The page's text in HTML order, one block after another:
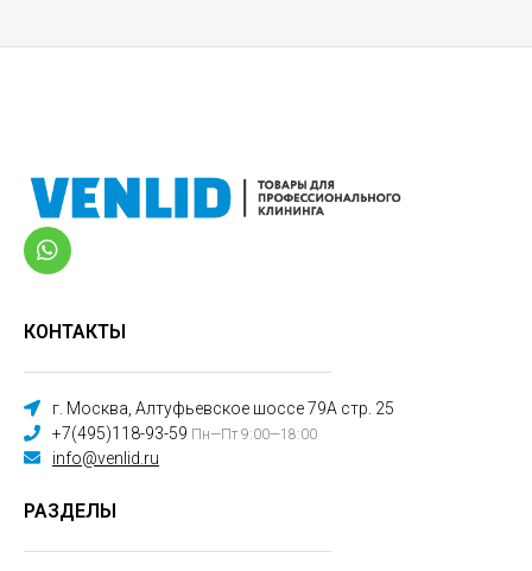
КОНТАКТЫ
г. Москва, Алтуфьевское шоссе 79А стр. 25
+7(495)118-93-59 Пн—Пт 9:00—18:00
info@venlid.ru
РАЗДЕЛЫ